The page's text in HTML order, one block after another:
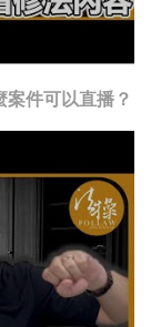
件可以直播？